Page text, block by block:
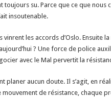
toujours su. Parce que ce que
insoutenable.
vinrent les accords d’Oslo.
? Une force de police
avec le Mal pervertit la
planer aucun doute. Il s’agit, en
mouvement de résistance, chaque